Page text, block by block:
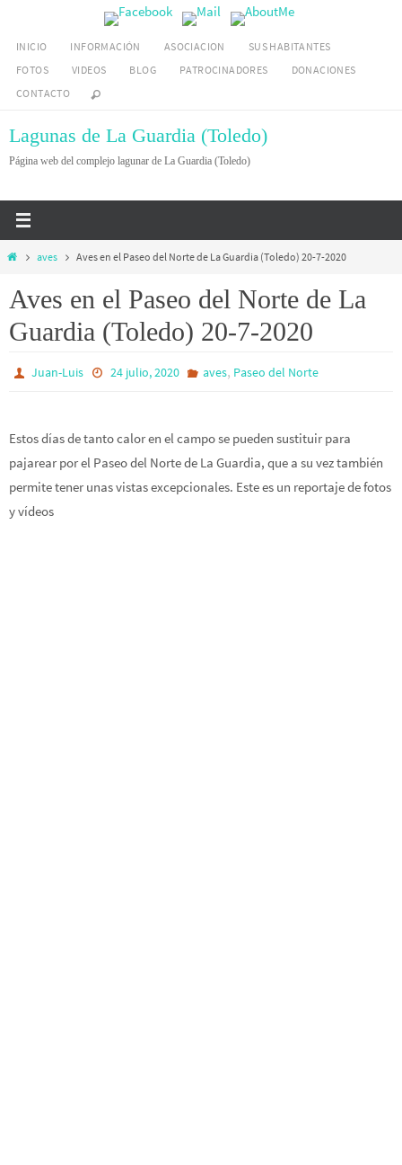
contenido
INICIO INFORMACIÓN ASOCIACION
SUS HABITANTES
FOTOS
VIDEOS BLOG PATROCINADORES
DONACIONES
CONTACTO
Lagunas de La Guardia (Toledo)
Página web del complejo lagunar de La Guardia (Toledo)
Inicioaves Aves en el Paseo del Norte de La Guardia (Toledo) 20-7-2020
Aves en el Paseo del Norte de La
Guardia (Toledo) 20-7-2020
Juan-Luis 24 julio, 2020 aves, Paseo del Norte
Estos días de tanto calor en el campo se pueden sustituir para
pajarear por el Paseo del Norte de La Guardia, que a su vez también
permite tener unas vistas excepcionales. Este es un reportaje de fotos
y vídeos